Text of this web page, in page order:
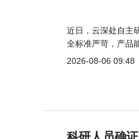
近日，云深处自主
全标准严苛，产品
2026-08-06 09:48